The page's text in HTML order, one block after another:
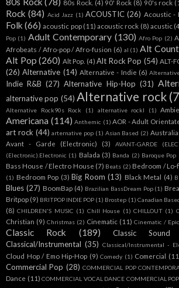
80s Rock. (4) 90' Rock (8) 90's rock
Rock (84) Acid Jazz (1) ACOUSTIC (26) Acoustic -
Folk (66) acoustic pop (11) acoustic rock (8) acustic
Pop (1) Adult Contemporary (130) Afro Pop (2)
Afrobeats / Afro-pop / Afro-fusion (6) al (1) Alt
Alt Pop (260) Alt Pop. (4) Alt Rock Pop (54) ALT-
(26) Alternative (14) Alternative - Indie (6)
Indie R&B (27) Alternative Hip-Hop (31)
alternative pop (54) Alternative rock
Alternative Rock90s Rock
(1) alternative rockl (1)
Americana (114) Anthemic (1) AOR - Adult
art rock (44) arternative pop (1) Asian Based (2)
Avant - Garde (Electronic)
(3) AVANT-GARDE
(Electronic).Electronic (1) Balada (3) Banda (2) Baroque Pop
Bass House / Electro House (7) Beats (2) Bedroom / Lo-
(1) Bedroom Pop (3) Big Room (13) Black Metal (4)
Blues (27) BoomBap (4) Brazilian BassDream Pop (1)
Britpop (9) BRITPOP INDIE POP (1) Brostep (1) Canadian
(8) CHILDREN'S MUSIC (1) Chill House (1) CHILLOUT (1)
Christian (9) Christmas (2) Cinematic (11) Cinematic /
Classic Rock (189) Classic Sound
Classical/Instrumental (35) Classical/Instrumental -
Cloud Hop / Emo Hip-Hop (9) Comedy (1) Comercial
Commercial Pop (28) COMMERCIAL POP
Dance (11) COMMERCIAL VOCAL DANCE COMMERCIAL